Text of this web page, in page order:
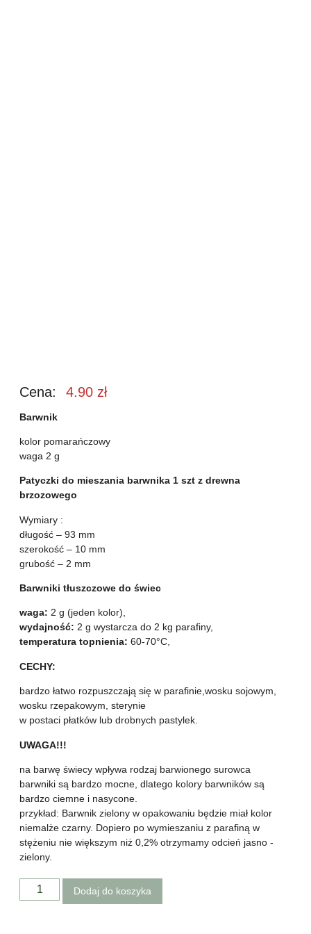
Cena: 4.90 zł
Barwnik
kolor pomarańczowy
waga 2 g
Patyczki do mieszania barwnika 1 szt z drewna
brzozowego
Wymiary :
długość – 93 mm
szerokość – 10 mm
grubość – 2 mm
Barwniki tłuszczowe do świec
waga: 2 g (jeden kolor),
wydajność: 2 g wystarcza do 2 kg parafiny,
temperatura topnienia: 60-70°C,
CECHY:
bardzo łatwo rozpuszczają się w parafinie,wosku sojowym,
wosku rzepakowym, sterynie
w postaci płatków lub drobnych pastylek.
UWAGA!!!
na barwę świecy wpływa rodzaj barwionego surowca
barwniki są bardzo mocne, dlatego kolory barwników są
bardzo ciemne i nasycone.
przykład: Barwnik zielony w opakowaniu będzie miał kolor
niemalże czarny. Dopiero po wymieszaniu z parafiną w
stężeniu nie większym niż 0,2% otrzymamy odcień jasno -
zielony.
Dodaj do koszyka